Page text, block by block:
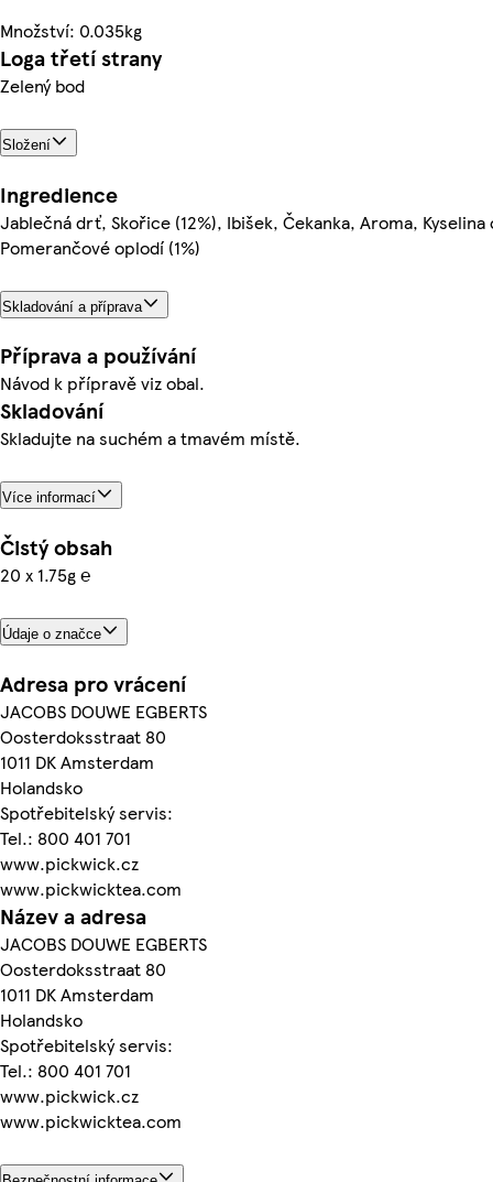
Množství: 0.035kg
Loga třetí strany
Zelený bod
Složení
Ingredience
Jablečná drť, Skořice (12%), Ibišek, Čekanka, Aroma,
Pomerančové oplodí (1%)
Skladování a příprava
Příprava a používání
Návod k přípravě viz obal.
Skladování
Skladujte na suchém a tmavém místě.
Více informací
Čistý obsah
20 x 1.75g ℮
Údaje o značce
Adresa pro vrácení
JACOBS DOUWE EGBERTS
Oosterdoksstraat 80
1011 DK Amsterdam
Holandsko
Spotřebitelský servis:
Tel.: 800 401 701
www.pickwick.cz
www.pickwicktea.com
Název a adresa
JACOBS DOUWE EGBERTS
Oosterdoksstraat 80
1011 DK Amsterdam
Holandsko
Spotřebitelský servis:
Tel.: 800 401 701
www.pickwick.cz
www.pickwicktea.com